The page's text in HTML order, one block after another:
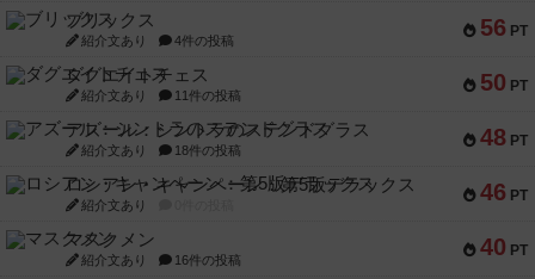
56 PT
ブリックス
紹介文あり 4件の投稿
50 PT
ダグエイトチェス
紹介文あり 11件の投稿
48 PT
アズール：シントラのステンドグラス
紹介文あり 18件の投稿
46 PT
ロシアン・キャンペーン：第5版デラックス
紹介文あり
40 PT
マスクメン
紹介文あり 16件の投稿